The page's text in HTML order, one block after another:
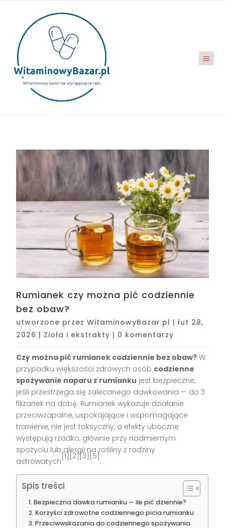
Rumianek czy można pić codziennie
bez obaw?
utworzone przezWitaminowyBazar.pl | lut 28,
2026 | Zioła i ekstrakty | 0 komentarzy
Czy można pić rumianek codziennie bez obaw? W
przypadku większości zdrowych osób codzienne
spożywanie naparu z rumianku jest bezpieczne,
jeśli przestrzega się zalecanego dawkowania — do 3
filiżanek na dobę. Rumianek wykazuje działanie
przeciwzapalne, uspokajające i wspomagające
trawienie, nie jest toksyczny, a efekty uboczne
występują rzadko, głównie przy nadmiernym
spożyciu lub alergii na rośliny z rodziny
astrowatych
[1][2][3][5]
.
Spis treści
Bezpieczna dawka rumianku — ile pić dziennie?
Korzyści zdrowotne codziennego picia rumianku
Przeciwwskazania do codziennego spożywania